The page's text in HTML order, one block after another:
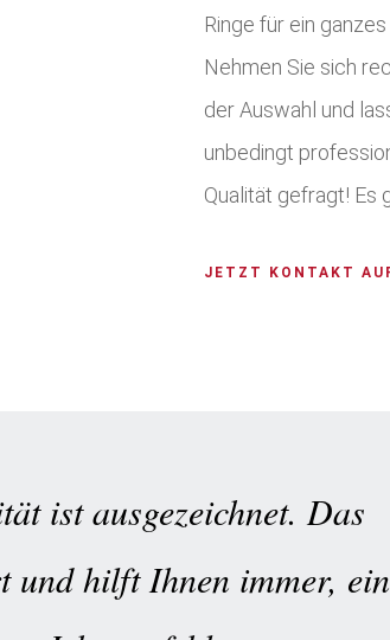
Ringe für ein
Nehmen Sie sich
der Auswahl und
unbedingt
Qualität gefragt! Es
JETZT KONTAKT
ist ausgezeichnet. Das
und hilft Ihnen immer,